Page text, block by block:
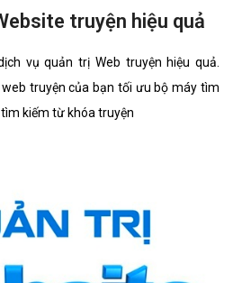
truyện hiệu quả
vụ quản trị Web truyện hiệu quả.
truyện của bạn tối ưu bộ máy tìm
kiếm từ khóa truyện